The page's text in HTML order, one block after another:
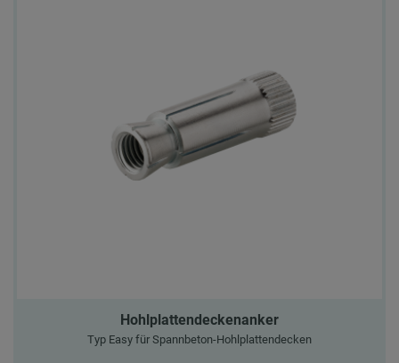
Hohlplattendeckenanker
Typ Easy für Spannbeton-Hohlplattendecken